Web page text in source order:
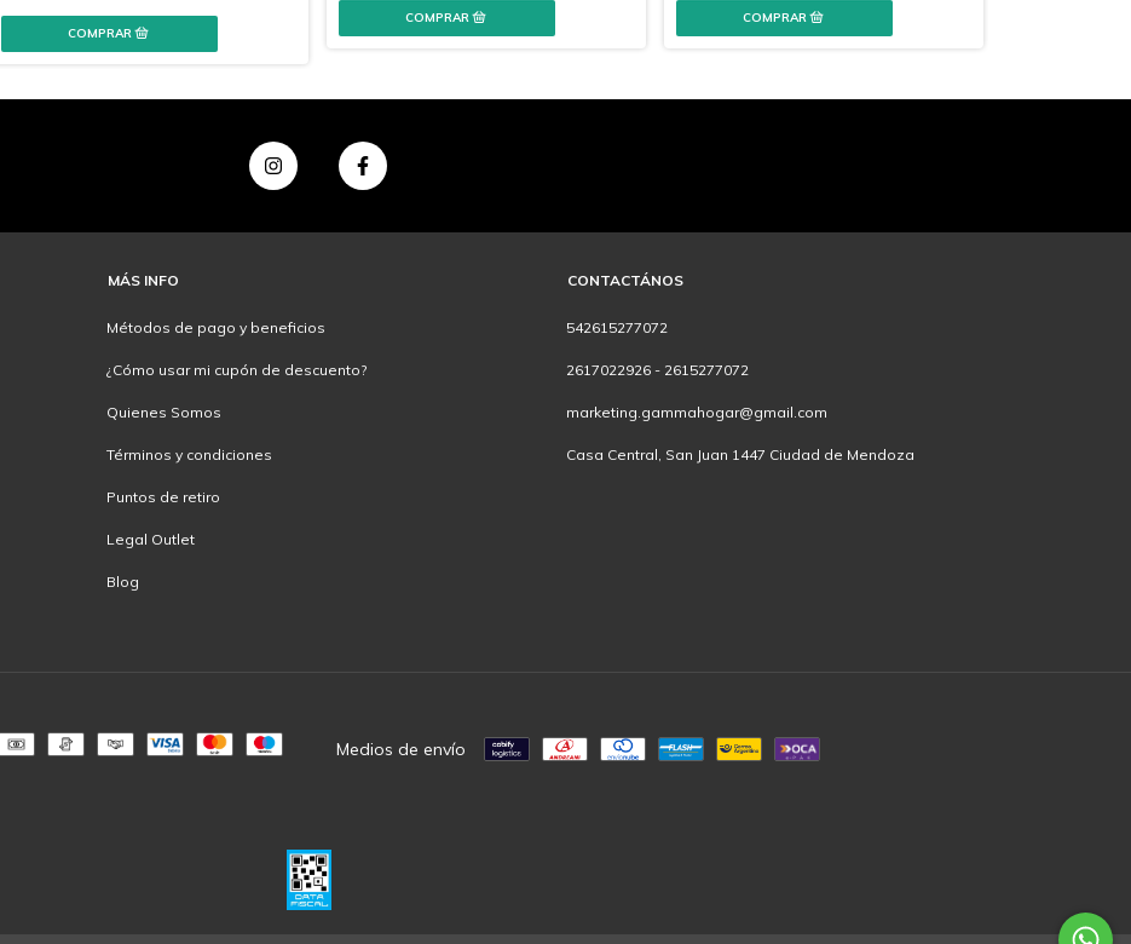
MÁS INFO
Métodos de pago y beneficios
¿Cómo usar mi cupón de descuento?
Quienes Somos
Términos y condiciones
Puntos de retiro
Legal Outlet
Blog
CONTACTÁNOS
542615277072
2617022926 - 2615277072
marketing.gammahogar@gmail.com
Casa Central, San Juan 1447 Ciudad de Mendoza
Medios de envío